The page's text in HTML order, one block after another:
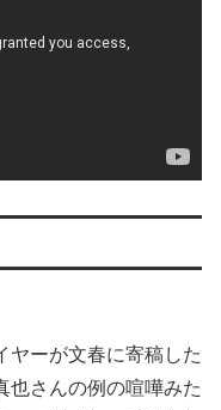
ヤーが文春に寄稿した
也さんの例の喧嘩みた